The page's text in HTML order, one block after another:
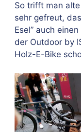
So trifft man
sehr gefreut,
Esel” auch
der Outdoor by
Holz-E-Bike